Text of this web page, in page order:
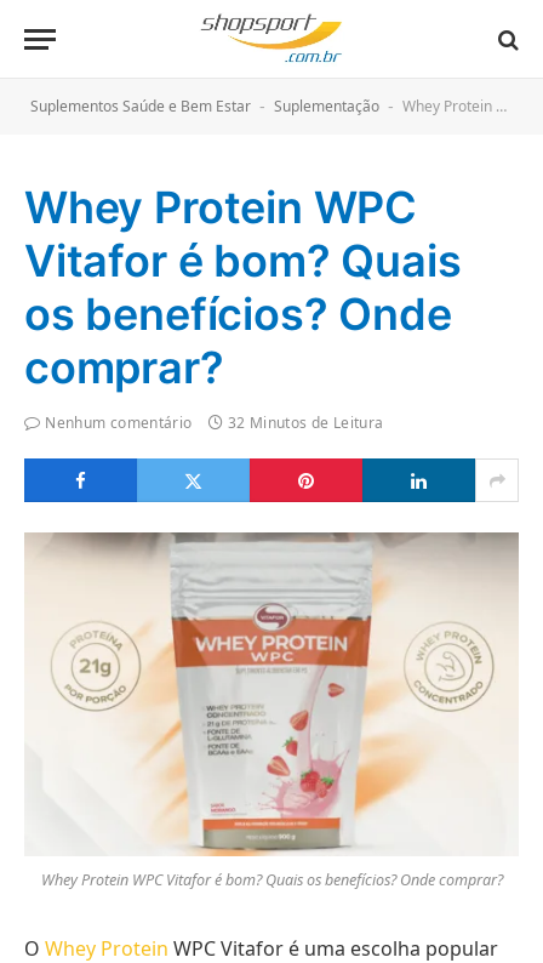
Suplementos Saúde e Bem Estar - Suplementação - Whey Protein WPC Vitafor é bom? Quais os benefícios? Onde comprar?
Whey Protein WPC
Vitafor é bom? Quais
os benefícios? Onde
comprar?
Nenhum comentário 32 Minutos de Leitura
Whey Protein WPC Vitafor é bom? Quais os benefícios? Onde comprar?
O Whey Protein WPC Vitafor é uma escolha popular